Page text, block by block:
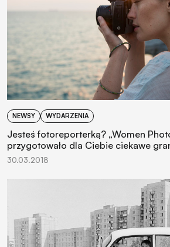
NEWSY WYDARZENIA
Jesteś fotoreporterką? „Women
przygotowało dla Ciebie ciekawe
30.03.2018